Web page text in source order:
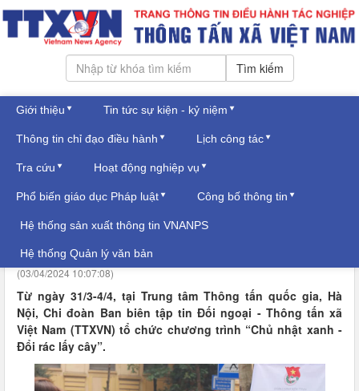
Tìm kiếm
Giới thiệu Tin tức sự kiện - kỷ niệm
Thông tin chỉ đạo điều hành Lịch công tác
Tra cứu Hoạt động nghiệp vụ
Phổ biến giáo dục Pháp luật Công bố thông tin
Hệ thống sản xuất thông tin VNANPS
Hệ thống Quản lý văn bản
Thứ bảy, ngày 08/08/2026
TIN TRONG NGÀNH
“Đổi rác lấy cây” - Chương trình mang
thông điệp xanh
(03/04/2024 10:07:08)
Từ ngày 31/3-4/4, tại Trung tâm Thông tấn quốc gia, Hà
Nội, Chi đoàn Ban biên tập tin Đối ngoại - Thông tấn xã
Việt Nam (TTXVN) tổ chức chương trình “Chủ nhật xanh -
Đổi rác lấy cây”.